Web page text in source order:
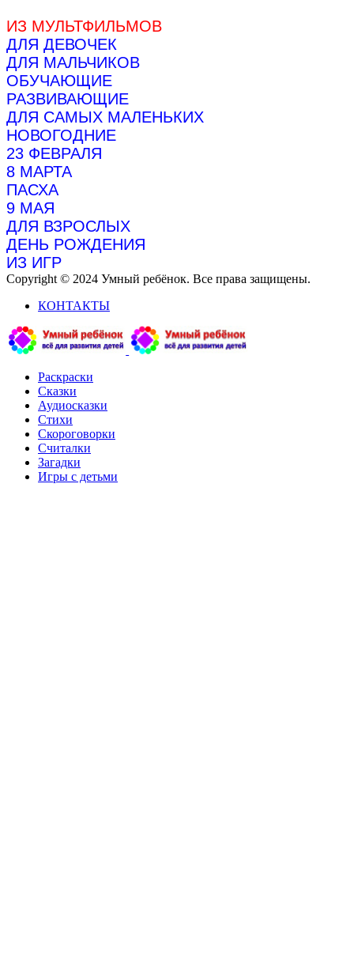
ИЗ МУЛЬТФИЛЬМОВ
ДЛЯ ДЕВОЧЕК
ДЛЯ МАЛЬЧИКОВ
ОБУЧАЮЩИЕ
РАЗВИВАЮЩИЕ
ДЛЯ САМЫХ МАЛЕНЬКИХ
НОВОГОДНИЕ
23 ФЕВРАЛЯ
8 МАРТА
ПАСХА
9 МАЯ
ДЛЯ ВЗРОСЛЫХ
ДЕНЬ РОЖДЕНИЯ
ИЗ ИГР
Copyright © 2024 Умный ребёнок. Все права защищены.
КОНТАКТЫ
Раскраски
Сказки
Аудиосказки
Стихи
Скороговорки
Считалки
Загадки
Игры с детьми